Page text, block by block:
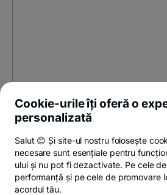
Cookie-urile îți oferă o
personalizată
Salut 😊 Și site-ul nostru folosește
necesare sunt esențiale pentru
ului și nu pot fi dezactivate. Pe cele
performanță și pe cele de promovare
acordul tău.